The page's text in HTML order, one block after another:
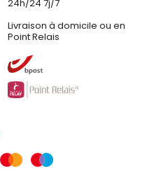
24h/24 7j/7
Livraison à domicile ou en
Point Relais